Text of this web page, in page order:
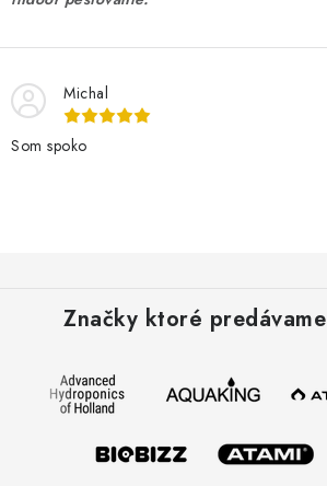
Michal
Som spoko
Značky ktoré predávame